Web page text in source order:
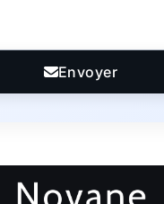
Envoyer